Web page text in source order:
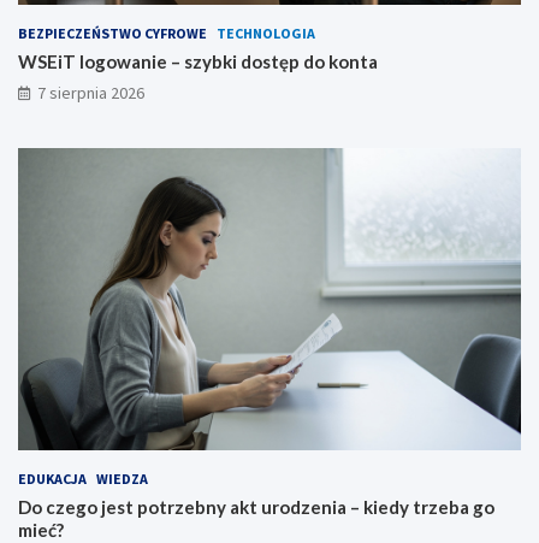
BEZPIECZEŃSTWO CYFROWE TECHNOLOGIA
WSEiT logowanie – szybki dostęp do konta
7 sierpnia 2026
EDUKACJA WIEDZA
Do czego jest potrzebny akt urodzenia – kiedy trzeba go
mieć?